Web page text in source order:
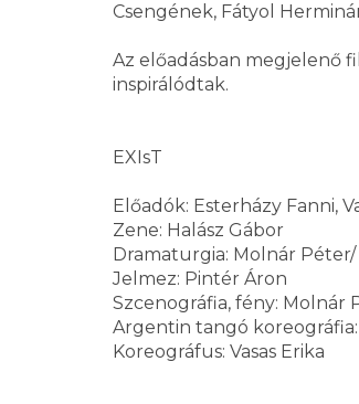
Csengének, Fátyol
Az előadásban megjelenő
inspirálódtak.
EXIsT
Előadók: Esterházy Fanni,
Zene: Halász Gábor
Dramaturgia: Molnár Péter/
Jelmez: Pintér Áron
Szcenográfia, fény: Molnár
Argentin tangó koreográfia:
Koreográfus: Vasas Erika